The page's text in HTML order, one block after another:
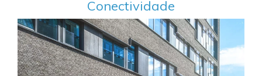
Conectividade
Anterior